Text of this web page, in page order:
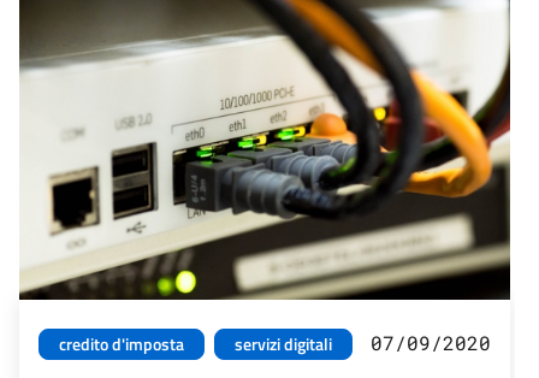
credito d'imposta servizi digitali 07/09/2020